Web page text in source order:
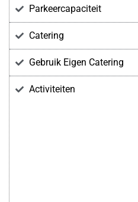
Parkeercapaciteit
Catering
Gebruik Eigen Catering
Activiteiten